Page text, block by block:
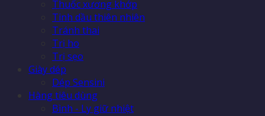
Thuốc xương khớp
Tinh dầu thiên nhiên
Tránh thai
Trị ho
Trị sẹo
Giày dép
Dép Sensini
Hàng tiêu dùng
Bình - Ly giữ nhiệt